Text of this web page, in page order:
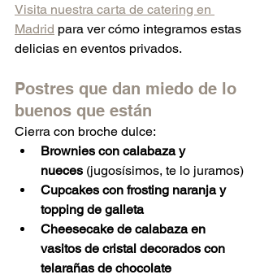
Visita nuestra carta de catering en
Madrid para ver cómo integramos estas
delicias en eventos privados.
Postres que dan miedo de lo
buenos que están
Cierra con broche dulce:
Brownies con calabaza y
nueces (jugosísimos, te lo juramos)
Cupcakes con frosting naranja y
topping de galleta
Cheesecake de calabaza en
vasitos de cristal decorados con
telarañas de chocolate